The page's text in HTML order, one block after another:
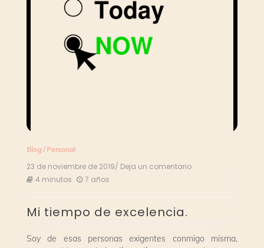
Blog/ Personal
23 de noviembre de 2019/ Deja un comentarioen
4 minutos 7 años
Mi tiempo de excelencia.
Soy de esas personas exigentes conmigo misma,